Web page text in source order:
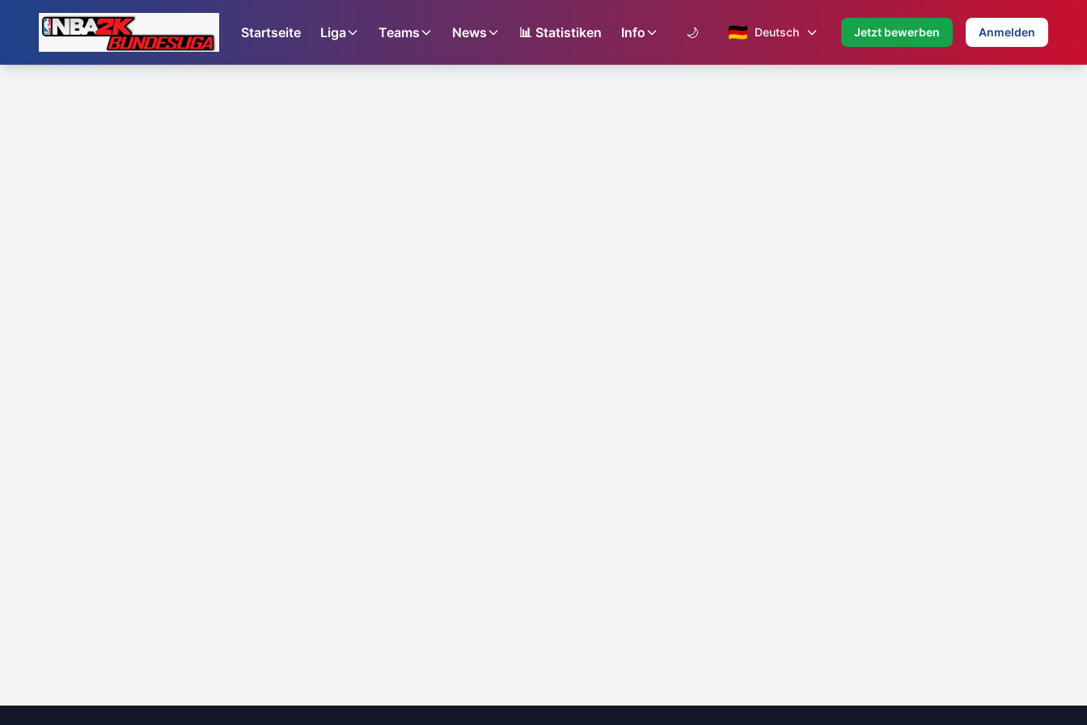
Startseite Liga Teams News 📊 Statistiken Info 🌙 🇩🇪 Deutsch Jetzt bewerben Anmelden